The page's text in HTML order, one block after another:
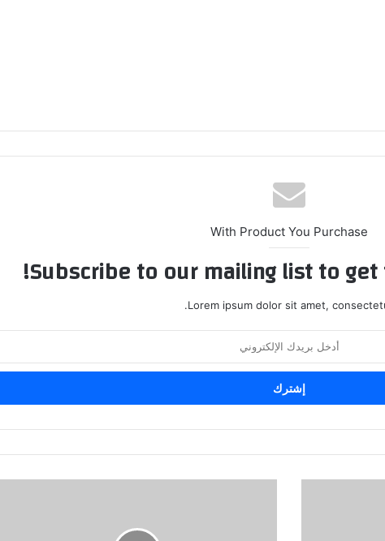
With Product You Purchase
Subscribe to our mailing list to
Lorem ipsum dolor sit amet,